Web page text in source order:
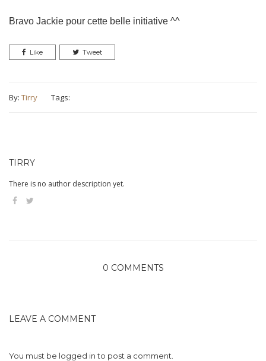
Bravo Jackie pour cette belle initiative ^^
Like Tweet
By: Tirry Tags:
TIRRY
There is no author description yet.
0 COMMENTS
LEAVE A COMMENT
You must be logged into post a comment.